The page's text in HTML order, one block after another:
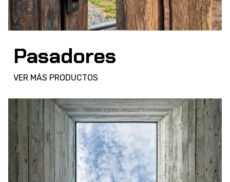
Pasadores
VER MÁS PRODUCTOS